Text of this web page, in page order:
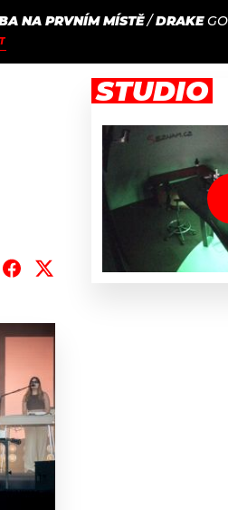
NA PRVNÍM MÍSTĚ/DRAKE
STUDIO